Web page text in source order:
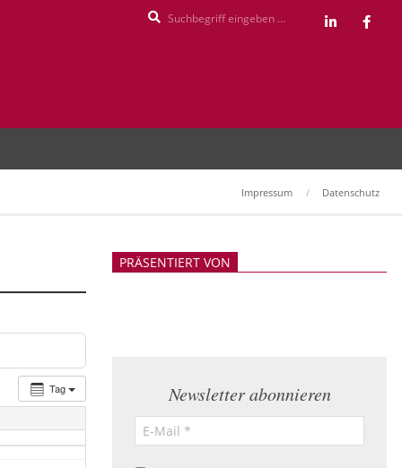
Impressum Datenschutz
Tag
PRÄSENTIERT VON
Newsletter abonnieren